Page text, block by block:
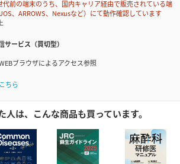
前の端末のうち、国内キャリア経由で販売されている端
、ARROWS、Nexusなど）にて動作確認しています
サービス（買切型）
ブラウザによるアクセス参照
こちら
人は、こんな商品も買っています。